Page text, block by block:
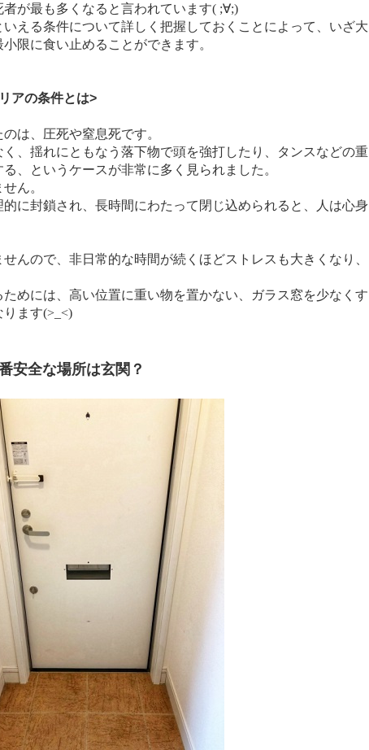
が最も多くなると言われています( ;∀;)
いえる条件について詳しく把握しておくことによって、いざ大
限に食い止めることができます。
アの条件とは>
は、圧死や窒息死です。
、揺れにともなう落下物で頭を強打したり、タンスなどの重
、というケースが非常に多く見られました。
ん。
に封鎖され、長時間にわたって閉じ込められると、人は心身
んので、非日常的な時間が続くほどストレスも大きくなり、
めには、高い位置に重い物を置かない、ガラス窓を少なくす
ます(>_<)
安全な場所は玄関？